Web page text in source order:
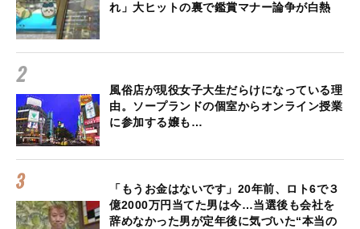
れ」大ヒットの裏で鑑賞マナー論争が白熱
風俗店が現役女子大生だらけになっている理
由。ソープランドの個室からオンライン授業
に参加する嬢も…
「もうお金はないです」20年前、ロト6で３
億2000万円当てた男は今…当選後も会社を
辞めなかった男が定年後に気づいた“本当の